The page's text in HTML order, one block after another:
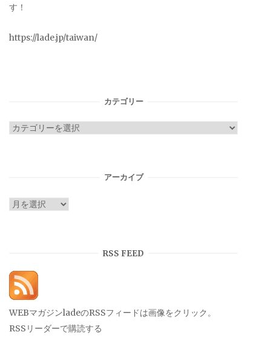
す！
https://lade.jp/taiwan/
カテゴリー
カ
アーカイブ
ア
RSS FEED
WEBマガジンladeのRSSフィードは画像をクリック。
RSSリーダーで購読する